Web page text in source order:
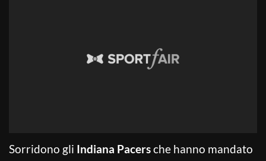
Sorridono gli Indiana Pacersche hanno mandato